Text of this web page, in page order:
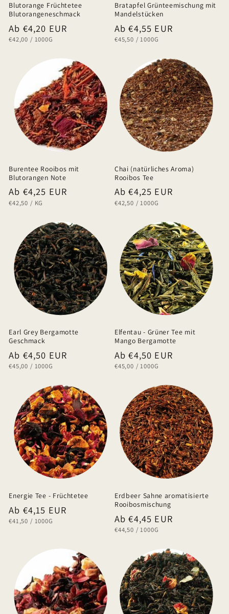
Blutorange Früchtetee
Blutorangeneschmack
Normaler
Preis
Ab €4,20 EUR
GRUNDPREIS
€42,00 / PRO
1000G
Bratapfel Grünteemischung mit
Mandelstücken
Normaler
Preis
Ab €4,55 EUR
GRUNDPREIS
€45,50 / PRO
1000G
Burentee Rooibos mit
Blutorangen Note
Normaler
Preis
Ab €4,25 EUR
GRUNDPREIS
€42,50 / PRO
KG
Chai (natürliches Aroma)
Rooibos Tee
Normaler
Preis
Ab €4,25 EUR
GRUNDPREIS
€42,50 / PRO
1000G
Earl Grey Bergamotte
Geschmack
Normaler
Preis
Ab €4,50 EUR
GRUNDPREIS
€45,00 / PRO
1000G
Elfentau - Grüner Tee mit
Mango Bergamotte
Normaler
Preis
Ab €4,50 EUR
GRUNDPREIS
€45,00 / PRO
1000G
Energie Tee - Früchtetee
Normaler
Preis
Ab €4,15 EUR
GRUNDPREIS
€41,50 / PRO
1000G
Erdbeer Sahne aromatisierte
Rooibosmischung
Normaler
Preis
Ab €4,45 EUR
GRUNDPREIS
€44,50 / PRO
1000G